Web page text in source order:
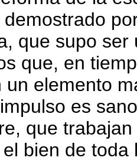
que supo
que, en
un elemento
es
que
bien de toda